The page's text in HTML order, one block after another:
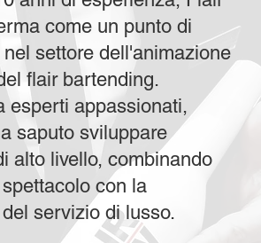
come un punto di
nel settore dell'animazione
flair bartending.
esperti appassionati,
saputo sviluppare
alto livello, combinando
con la
servizio di lusso.